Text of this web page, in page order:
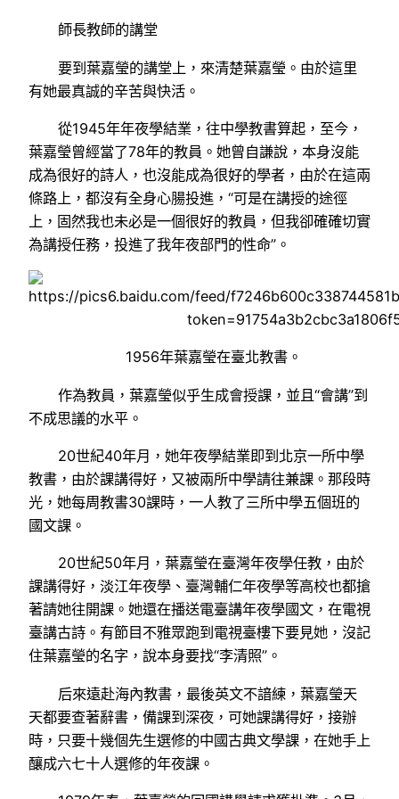
師長教師的講堂
要到葉嘉瑩的講堂上，來清楚葉嘉瑩。由於這里
有她最真誠的辛苦與快活。
從1945年年夜學結業，往中學教書算起，至今，
葉嘉瑩曾經當了78年的教員。她曾自謙說，本身沒能
成為很好的詩人，也沒能成為很好的學者，由於在這兩
條路上，都沒有全身心腸投進，“可是在講授的途徑
上，固然我也未必是一個很好的教員，但我卻確確切實
為講授任務，投進了我年夜部門的性命”。
1956年葉嘉瑩在臺北教書。
作為教員，葉嘉瑩似乎生成會授課，並且“會講”到
不成思議的水平。
20世紀40年月，她年夜學結業即到北京一所中學
教書，由於課講得好，又被兩所中學請往兼課。那段時
光，她每周教書30課時，一人教了三所中學五個班的
國文課。
20世紀50年月，葉嘉瑩在臺灣年夜學任教，由於
課講得好，淡江年夜學、臺灣輔仁年夜學等高校也都搶
著請她往開課。她還在播送電臺講年夜學國文，在電視
臺講古詩。有節目不雅眾跑到電視臺樓下要見她，沒記
住葉嘉瑩的名字，說本身要找“李清照”。
后來遠赴海內教書，最後英文不諳練，葉嘉瑩天
天都要查著辭書，備課到深夜，可她課講得好，接辦
時，只要十幾個先生選修的中國古典文學課，在她手上
釀成六七十人選修的年夜課。